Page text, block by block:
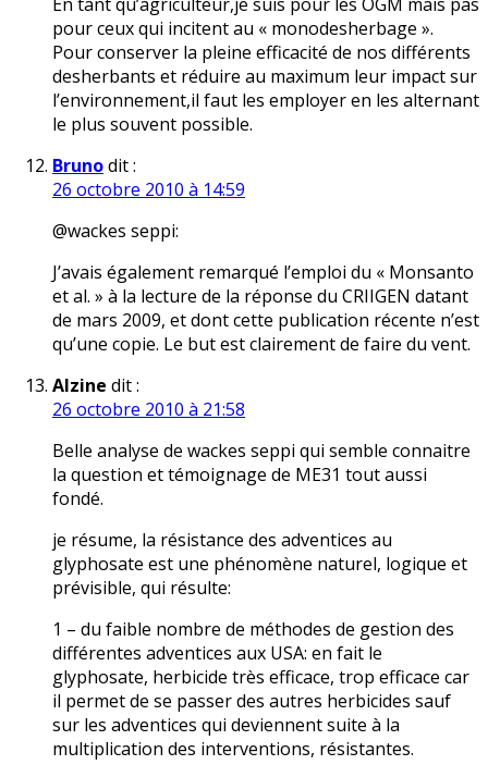
pour ceux qui incitent au « monodesherbage ».
Pour conserver la pleine efficacité de nos différents
desherbants et réduire au maximum leur impact sur
l’environnement,il faut les employer en les alternant
le plus souvent possible.
Brunodit :
26 octobre 2010 à 14:59
@wackes seppi:
J’avais également remarqué l’emploi du « Monsanto
et al. » à la lecture de la réponse du CRIIGEN datant
de mars 2009, et dont cette publication récente n’est
qu’une copie. Le but est clairement de faire du vent.
Alzine dit :
26 octobre 2010 à 21:58
Belle analyse de wackes seppi qui semble connaitre
la question et témoignage de ME31 tout aussi
fondé.
je résume, la résistance des adventices au
glyphosate est une phénomène naturel, logique et
prévisible, qui résulte:
1 – du faible nombre de méthodes de gestion des
différentes adventices aux USA: en fait le
glyphosate, herbicide très efficace, trop efficace car
il permet de se passer des autres herbicides sauf
sur les adventices qui deviennent suite à la
multiplication des interventions, résistantes.